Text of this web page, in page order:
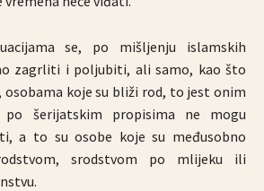
se, po mišljenju islamskih
zagrliti i poljubiti, ali samo, kao što
osobama koje su bliži rod, to jest onim
šerijatskim propisima ne mogu
a to su osobe koje su međusobno
srodstvom po mlijeku ili